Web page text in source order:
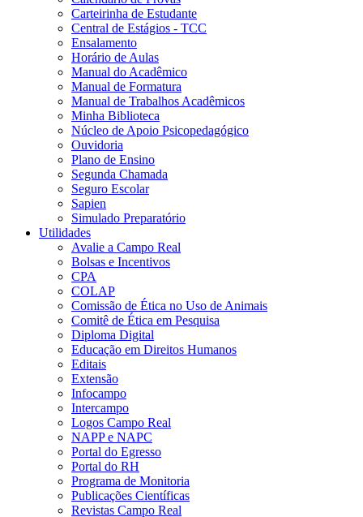
Carteirinha de Estudante
Central de Estágios - TCC
Ensalamento
Horário de Aulas
Manual do Acadêmico
Manual de Formatura
Manual de Trabalhos Acadêmicos
Minha Biblioteca
Núcleo de Apoio Psicopedagógico
Ouvidoria
Plano de Ensino
Segunda Chamada
Seguro Escolar
Sapien
Simulado Preparatório
Utilidades
Avalie a Campo Real
Bolsas e Incentivos
CPA
COLAP
Comissão de Ética no Uso de Animais
Comitê de Ética em Pesquisa
Diploma Digital
Educação em Direitos Humanos
Editais
Extensão
Infocampo
Intercampo
Logos Campo Real
NAPP e NAPC
Portal do Egresso
Portal do RH
Programa de Monitoria
Publicações Científicas
Revistas Campo Real